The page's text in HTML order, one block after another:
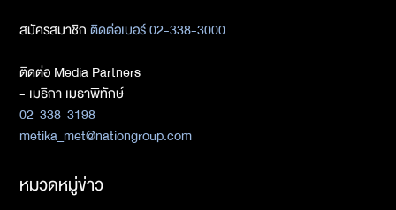
สมัครสมาชิกติดต่อเบอร์ 02-338-3000
ติดต่อ Media Partners
- เมธิกา เมธาพิทักษ์
02-338-3198
metika_met@nationgroup.com
หมวดหมู่ข่าว